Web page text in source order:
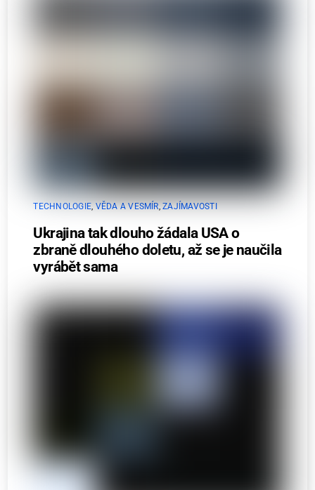
TECHNOLOGIE, VĚDA A VESMÍR,ZAJÍMAVOSTI
Ukrajina tak dlouho žádala USA o
zbraně dlouhého doletu, až se je naučila
vyrábět sama